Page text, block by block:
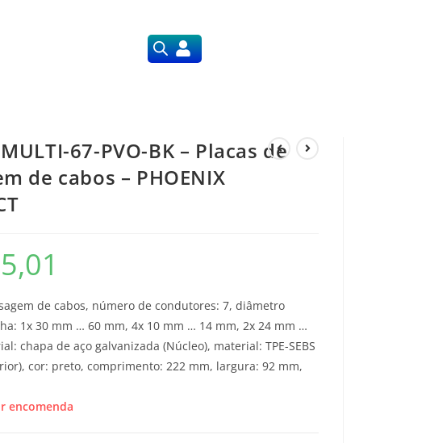
67-PVO-BK – Placas de
de cabos – PHOENIX
de cabos, número de condutores: 7, diâmetro
1x 30 mm … 60 mm, 4x 10 mm … 14 mm, 2x 24 mm …
chapa de aço galvanizada (Núcleo), material: TPE-SEBS
cor: preto, comprimento: 222 mm, largura: 92 mm,
encomenda